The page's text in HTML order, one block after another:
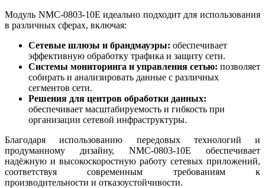
Модуль NMC-0803-10E идеально подходит для использования
в различных сферах, включая:
Сетевые шлюзы и брандмауэры: обеспечивает
эффективную обработку трафика и защиту сети.
Системы мониторинга и управления сетью: позволяет
собирать и анализировать данные с различных
сегментов сети.
Решения для центров обработки данных:
обеспечивает масштабируемость и гибкость при
организации сетевой инфраструктуры.
Благодаря использованию передовых технологий и
продуманному дизайну, NMC-0803-10E обеспечивает
надёжную и высокоскоростную работу сетевых приложений,
соответствуя современным требованиям к
производительности и отказоустойчивости.